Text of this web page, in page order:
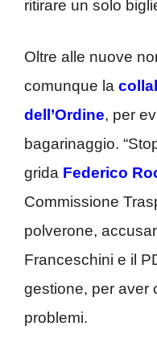
ritirare un solo
Oltre alle nuove
comunque la
dell’Ordine, per
bagarinaggio.
grida Federico
Commissione
polverone,
Franceschini e il
gestione, per aver
problemi.